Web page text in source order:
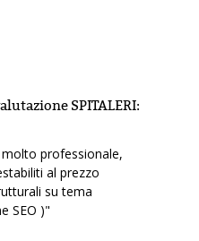
SPITALERI:
professionale,
al prezzo
su tema
SEO )"